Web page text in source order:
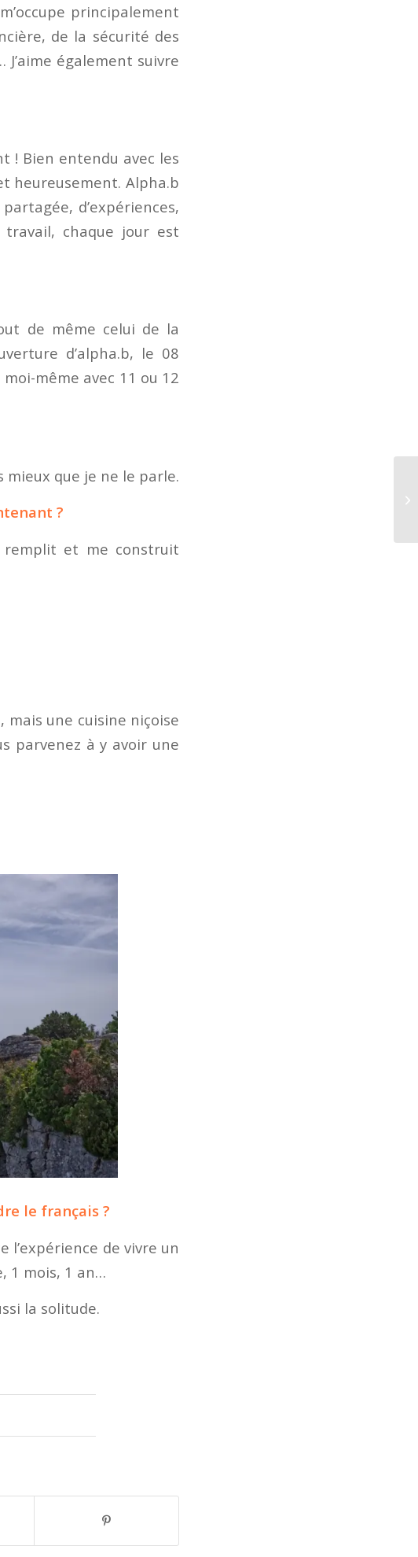
principalement
de la sécurité des
également suivre
! Bien entendu avec les
heureusement. Alpha.b
d’expériences,
travail, chaque jour est
de même celui de la
d’alpha.b, le 08
même avec 11 ou 12
mieux que je ne le parle.
?
remplit et me construit
une cuisine niçoise
parvenez à y avoir une
le français ?
de vivre un
1 mois, 1 an…
la solitude.